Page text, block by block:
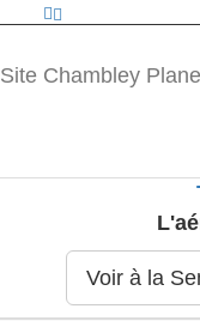
Site Chambley